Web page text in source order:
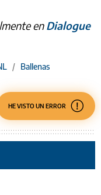
enDialogue
/ Ballenas
HE VISTO UN ERROR